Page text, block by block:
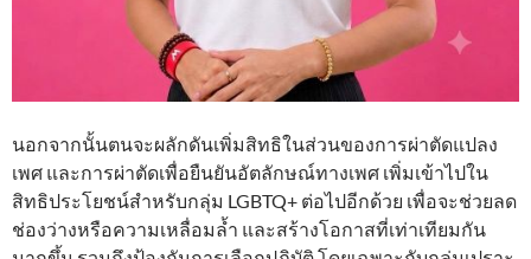
นอกจากนั้นตนจะผลักดันเพิ่มสิทธิในส่วนของการผ่าตัดแปลง
เพศ และการผ่าตัดเพื่อยืนยันอัตลักษณ์ทางเพศ เพิ่มเข้าไปใน
สิทธิประโยชน์สำหรับกลุ่ม LGBTQ+ ต่อไปอีกด้วย เพื่อจะช่วยลด
ช่องว่างหรือความเหลื่อมล้ำ และสร้างโอกาสที่เท่าเทียมกัน